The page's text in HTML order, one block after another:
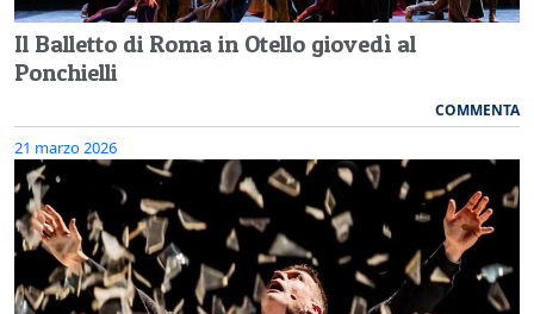
Il Balletto di Roma in Otello giovedì al
Ponchielli
COMMENTA
21 marzo 2026